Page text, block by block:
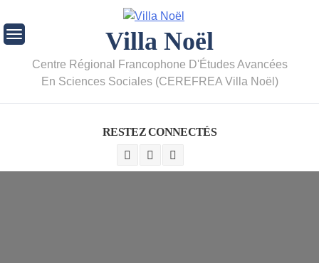
Villa Noël
Centre Régional Francophone D'Études Avancées
En Sciences Sociales (CEREFREA Villa Noël)
RESTEZ CONNECTÉS